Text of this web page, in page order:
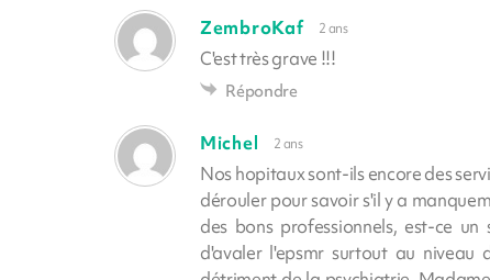
ZembroKaf 2 ans
C'est très grave !!!
Répondre
Michel 2 ans
Nos hopitaux sont-ils encore des
dérouler pour savoir s'il y a
des bons professionnels, est-ce
d'avaler l'epsmr surtout au niveau